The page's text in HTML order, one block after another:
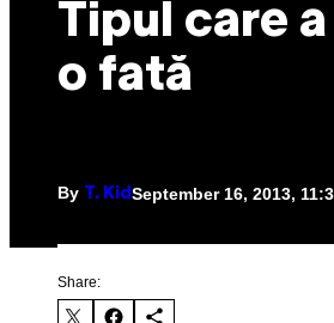
Tipul care
o fată
By T. Kid September 16, 2013,
Share: